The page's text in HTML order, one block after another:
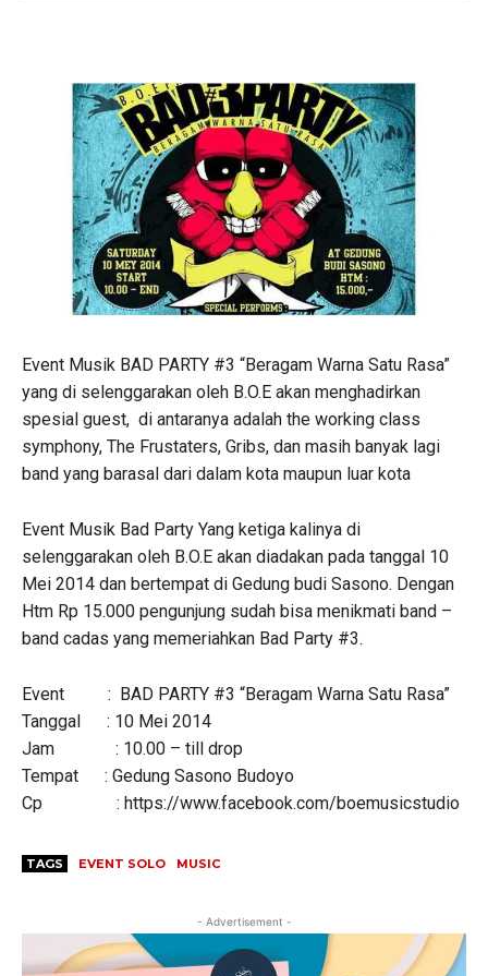
Event Musik BAD PARTY #3 “Beragam Warna Satu Rasa”
yang di selenggarakan oleh B.O.E akan menghadirkan
spesial guest, di antaranya adalah the working class
symphony, The Frustaters, Gribs, dan masih banyak lagi
band yang barasal dari dalam kota maupun luar kota
Event Musik Bad Party Yang ketiga kalinya di
selenggarakan oleh B.O.E akan diadakan pada tanggal 10
Mei 2014 dan bertempat di Gedung budi Sasono. Dengan
Htm Rp 15.000 pengunjung sudah bisa menikmati band –
band cadas yang memeriahkan Bad Party #3.
Event : BAD PARTY #3 “Beragam Warna Satu Rasa”
Tanggal : 10 Mei 2014
Jam : 10.00 – till drop
Tempat : Gedung Sasono Budoyo
Cp : https://www.facebook.com/boemusicstudio
TAGS EVENT SOLO MUSIC
- Advertisement -